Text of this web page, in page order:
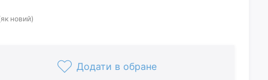
новий)
Додати в обране